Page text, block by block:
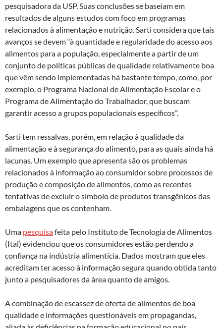
pesquisadora da USP. Suas conclusões se baseiam em
resultados de alguns estudos com foco em programas
relacionados à alimentação e nutrição. Sarti considera que tais
avanços se devem “à quantidade e regularidade do acesso aos
alimentos para a população, especialmente a partir de um
conjunto de políticas públicas de qualidade relativamente boa
que vêm sendo implementadas há bastante tempo, como, por
exemplo, o Programa Nacional de Alimentação Escolar e o
Programa de Alimentação do Trabalhador, que buscam
garantir acesso a grupos populacionais específicos”.
Sarti tem ressalvas, porém, em relação à qualidade da
alimentação e à segurança do alimento, para as quais ainda há
lacunas. Um exemplo que apresenta são os problemas
relacionados à informação ao consumidor sobre processos de
produção e composição de alimentos, como as recentes
tentativas de excluir o símbolo de produtos transgênicos das
embalagens que os contenham.
Uma pesquisafeita pelo Instituto de Tecnologia de Alimentos
(Ital) evidenciou que os consumidores estão perdendo a
confiança na indústria alimentícia. Dados mostram que eles
acreditam ter acesso à informação segura quando obtida tanto
junto a pesquisadores da área quanto de amigos.
A combinação de escassez de oferta de alimentos de boa
qualidade e informações questionáveis em propagandas,